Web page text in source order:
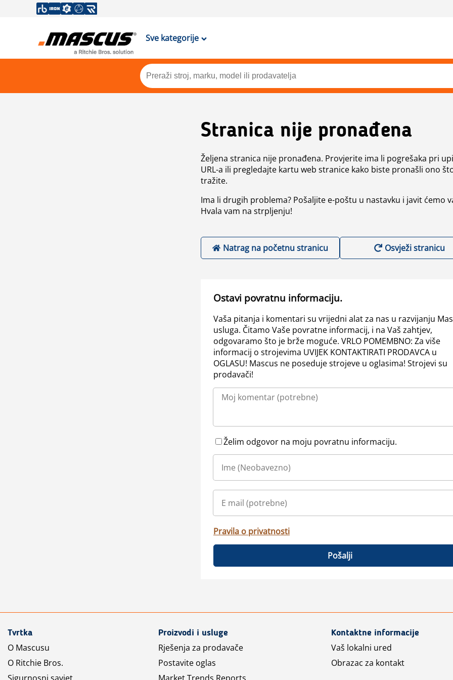
Sve kategorije
Stranica nije pronađena
Željena stranica nije pronađena. Provjerite ima li pogrešaka pri
URL-a ili pregledajte kartu web stranice kako biste pronašli ono
tražite.
Ima li drugih problema? Pošaljite e-poštu u nastavku i javit ćemo
Hvala vam na strpljenju!
Natrag na početnu stranicu Osvježi stranicu
Ostavi povratnu informaciju.
Vaša pitanja i komentari su vrijedni alat za nas u razvijanju
usluga. Čitamo Vaše povratne informacij, i na Vaš zahtjev,
odgovaramo što je brže moguće. VRLO POMEMBNO: Za više
informacij o strojevima UVIJEK KONTAKTIRATI PRODAVCA u
OGLASU! Mascus ne poseduje strojeve u oglasima! Strojevi su
prodavači!
Želim odgovor na moju povratnu informaciju.
Pravila o privatnosti
Pošalji
Tvrtka
O Mascusu
O Ritchie Bros.
Proizvodi i usluge
Rješenja za prodavače
Postavite oglas
Kontaktne informacije
Vaš lokalni ured
Obrazac za kontakt